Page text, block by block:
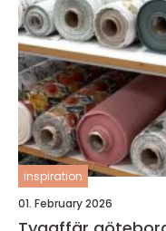
inspiration
01. February 2026